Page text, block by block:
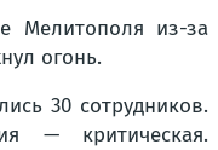
Мелитополя из-за
огонь.
30 сотрудников.
— критическая.